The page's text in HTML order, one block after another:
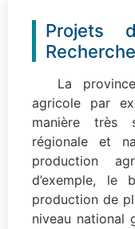
Projets
Recherche
La
agricole par
manière très
régionale et
production
d’exemple, le
production de
niveau national